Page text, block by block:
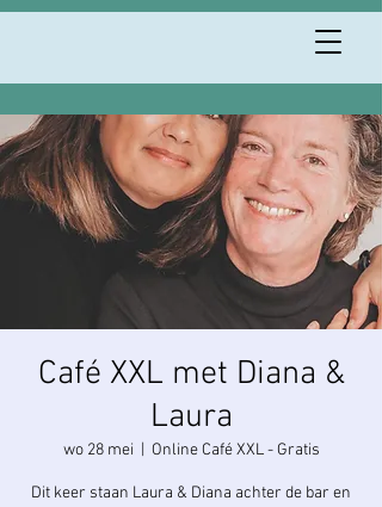
Café XXL met Diana &
Laura
wo 28 mei Online Café XXL - Gratis
Dit keer staan Laura & Diana achter de bar en